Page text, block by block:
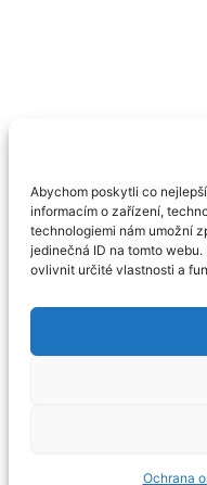
Abychom poskytli co
informacím o zařízení,
technologiemi nám umožní
jedinečná ID na tomto
ovlivnit určité vlastnosti a
Ochrana